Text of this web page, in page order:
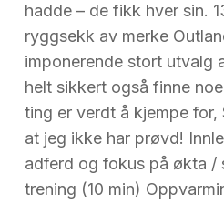
hadde – de fikk hver sin.
ryggsekk av merke
imponerende stort utvalg
helt sikkert også finne
ting er verdt å kjempe for,
at jeg ikke har prøvd!
adferd og fokus på økta /
trening (10 min)